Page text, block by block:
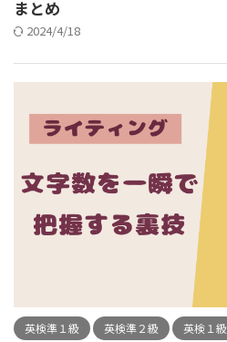
まとめ
2024/4/18
英検準１級 英検準２級 英検１級